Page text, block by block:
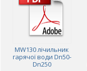
MW130 лічильник
гарячої води Dn50-
Dn250